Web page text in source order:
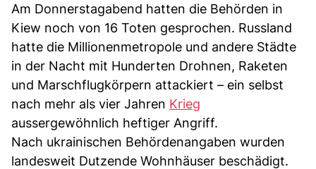
Am Donnerstagabend hatten die Behörden in
Kiew noch von 16 Toten gesprochen. Russland
hatte die Millionenmetropole und andere Städte
in der Nacht mit Hunderten Drohnen, Raketen
und Marschflugkörpern attackiert – ein selbst
nach mehr als vier Jahren Krieg
aussergewöhnlich heftiger Angriff.
Nach ukrainischen Behördenangaben wurden
landesweit Dutzende Wohnhäuser beschädigt.